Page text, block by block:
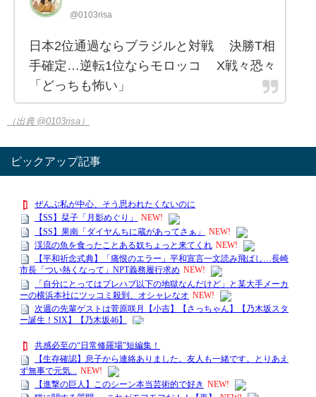
@0103risa
日本2位通過ならブラジルと対戦 決勝T相
手確定…逆転1位ならモロッコ X戦々恐々
「どっちも怖い」
（出典 @0103risa）
ピックアップ記事